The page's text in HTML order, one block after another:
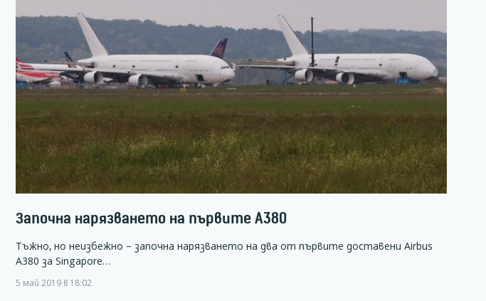
Започна нарязването на първите А380
Тъжно, но неизбежно – започна нарязването на два от първите доставени Airbus
А380 за Singapore…
5 май 2019 в 18:02